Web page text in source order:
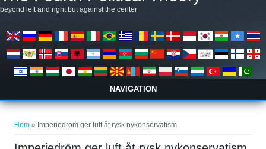
beyond left and right but against the center
NAVIGATION
Hem » Imperiedröm ger luft åt rysk nykonservatism